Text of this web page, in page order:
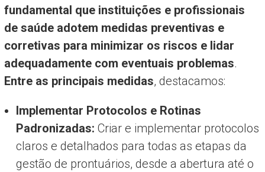
fundamental que instituições e profissionais
de saúde adotem medidas preventivas e
corretivas para minimizar os riscos e lidar
adequadamente com eventuais problemas.
Entre as principais medidas, destacamos:
Implementar Protocolos e Rotinas
Padronizadas: Criar e implementar protocolos
claros e detalhados para todas as etapas da
gestão de prontuários, desde a abertura até o